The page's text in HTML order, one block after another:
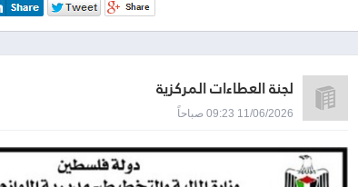
لجنة العطاءات المركزية
11/06/2026 09:23 صباحاً